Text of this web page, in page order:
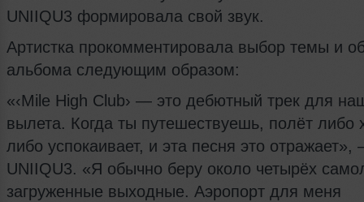
UNIIQU3 формировала свой звук.
Артистка прокомментировала выбор темы и
альбома следующим образом:
«‹Mile High Club› — это дебютный трек для
вылета. Когда ты путешествуешь, полёт либо
либо успокаивает, и эта песня это отражает»,
UNIIQU3. «Я обычно беру около четырёх
загруженные выходные. Аэропорт для меня